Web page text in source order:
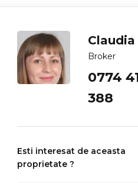
Claudia
Broker
0774
388
Esti interesat de aceasta
proprietate ?